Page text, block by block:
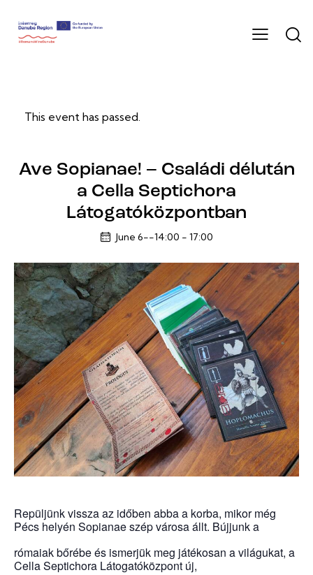
This event has passed.
Ave Sopianae! – Családi délután
a Cella Septichora
Látogatóközpontban
June 6--14:00 - 17:00
Repüljünk vissza az időben abba a korba, mikor még
Pécs helyén Sopianae szép városa állt. Bújjunk a
rómaiak bőrébe és ismerjük meg játékosan a világukat, a
Cella Septichora Látogatóközpont új,